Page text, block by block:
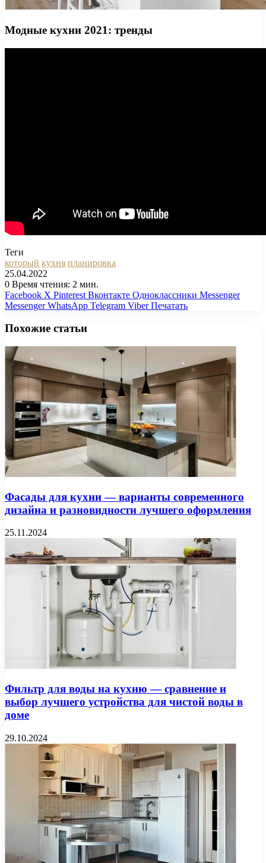
Модные кухни 2021: тренды
Теги
который кухня планировка
25.04.2022
0 Время чтения: 2 мин.
Facebook X Pinterest Вконтакте Одноклассники Messenger
Messenger WhatsApp Telegram Viber Печатать
Похожие статьи
Фасады для кухни — варианты современного
дизайна и разновидности лучшего оформления
25.11.2024
Фильтр для воды на кухню — сравнение и
выбор лучшего устройства для чистой воды в
доме
29.10.2024